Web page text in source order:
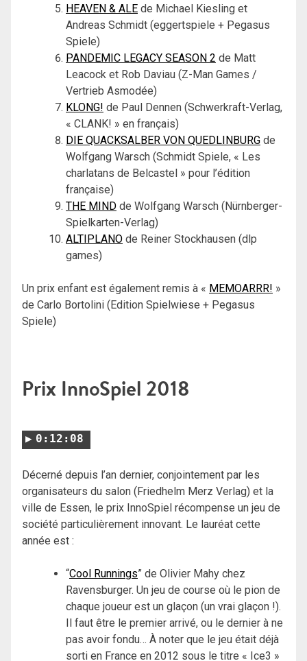
HEAVEN & ALE de Michael Kiesling et
Andreas Schmidt (eggertspiele + Pegasus
Spiele)
PANDEMIC LEGACY SEASON 2 de Matt
Leacock et Rob Daviau (Z-Man Games /
Vertrieb Asmodée)
KLONG! de Paul Dennen (Schwerkraft-Verlag,
« CLANK! » en français)
DIE QUACKSALBER VON QUEDLINBURG de
Wolfgang Warsch (Schmidt Spiele, « Les
charlatans de Belcastel » pour l’édition
française)
THE MIND de Wolfgang Warsch (Nürnberger-
Spielkarten-Verlag)
ALTIPLANO de Reiner Stockhausen (dlp
games)
Un prix enfant est également remis à « MEMOARRR! »
de Carlo Bortolini (Edition Spielwiese + Pegasus
Spiele)
Prix InnoSpiel 2018
0:12:08
Décerné depuis l’an dernier, conjointement par les
organisateurs du salon (Friedhelm Merz Verlag) et la
ville de Essen, le prix InnoSpiel récompense un jeu de
société particulièrement innovant. Le lauréat cette
année est :
“Cool Runnings” de Olivier Mahy chez
Ravensburger. Un jeu de course où le pion de
chaque joueur est un glaçon (un vrai glaçon !).
Il faut être le premier arrivé, ou le dernier à ne
pas avoir fondu… À noter que le jeu était déjà
sorti en France en 2012 sous le titre « Ice3 »